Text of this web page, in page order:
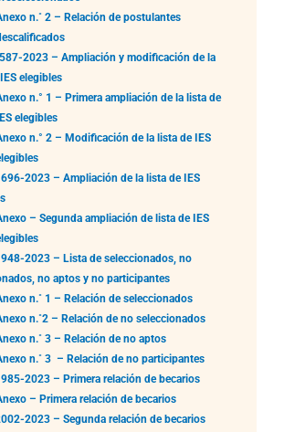
n.˚ 2 – Relación de postulantes
2023 – Ampliación y modificación de la
elegibles
n.° 1 – Primera ampliación de la lista de
IES elegibles
n.° 2 – Modificación de la lista de IES
2023 – Ampliación de la lista de IES
– Segunda ampliación de lista de IES
2023 – Lista de seleccionados, no
no aptos y no participantes
n.˚ 1 – Relación de seleccionados
n.˚2 – Relación de no seleccionados
n.˚ 3 – Relación de no aptos
n.˚ 3 – Relación de no participantes
2023 – Primera relación de becarios
– Primera relación de becarios
2023 – Segunda relación de becarios